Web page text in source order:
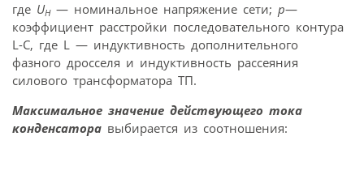
где UН— номинальное напряжение сети; р—
коэффициент расстройки последовательного контура
L-C, где L — индуктивность дополнительного
фазного дросселя и индуктивность рассеяния
силового трансформатора ТП.
Максимальное значение действующего тока
конденсатора выбирается из соотношения: